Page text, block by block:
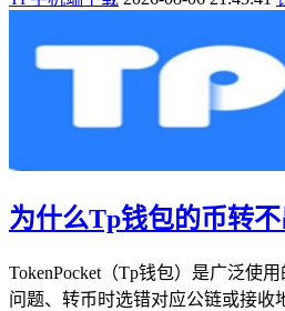
为什么Tp钱包的币转
TokenPocket（Tp钱包）是广泛使
问题、转币时选错对应公链或接收